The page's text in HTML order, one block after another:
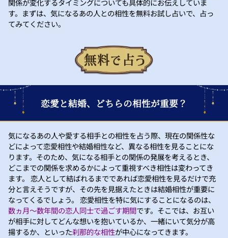
関係が変化するタイミングについても具体的にお伝えしていま
す。まずは、気になるあの人との相性を無料お試し占いで、占っ
てみてください。
恋愛と結婚、どちらの相性が重要？
気になるあの人や愛する相手との相性を占う際、現在の関係性な
どによって恋愛相性や結婚相性など、異なる相性を見ることにな
ります。そのため、気になる相手との関係の発展を考えるとき、
どこまでの関係を求めるかによって重視すべき相性は変わってき
ます。 恋人として結ばれるまでであれば恋愛相性を見るだけで充
分と言えそうですが、その先を見据えたときは結婚相性が重要に
なってくるでしょう。 恋愛相性を特に気にすることになるのは、
数ヵ月～数年間の恋人同士で過ごす期間です。そこでは、お互い
が相手に対してどんな想いを抱いているか、一緒にいて気分が高
揚するか、といった刹那的な相性が中心になってきます。